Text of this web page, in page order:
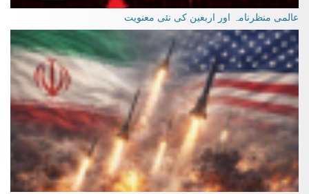
عالمی منظرنامہ اور اربعین کی نئی معنویت